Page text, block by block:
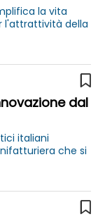
la vita
l'attrattività della
dal
italiani
che si